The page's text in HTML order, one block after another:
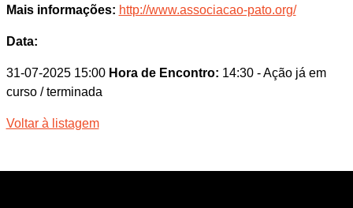
Mais informações: http://www.associacao-pato.org/
Data:
31-07-2025 15:00 Hora de Encontro: 14:30 - Ação já em
curso / terminada
Voltar à listagem